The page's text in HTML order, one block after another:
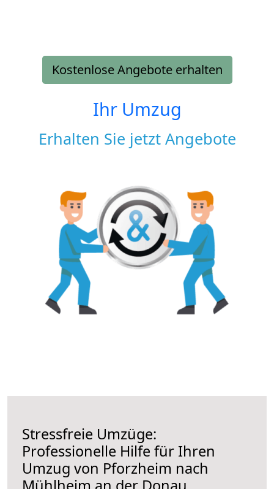
Kostenlose Angebote erhalten
Ihr Umzug
Erhalten Sie jetzt Angebote
Stressfreie Umzüge:
Professionelle Hilfe für Ihren
Umzug von Pforzheim nach